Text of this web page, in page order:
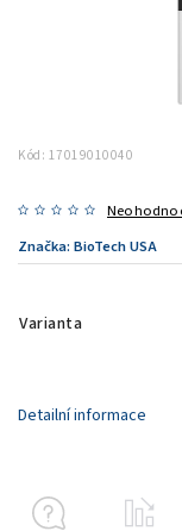
Kód: 17019010040
Značka: BioTech USA
Varianta
Detailní informace